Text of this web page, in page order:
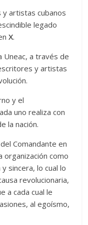
artistas cubanos
legado
X.
Uneac, a través de
y artistas
y el
uno realiza con
la nación.
Comandante en
organización como
sincera, lo cual lo
revolucionaria,
a cada cual le
al egoísmo,